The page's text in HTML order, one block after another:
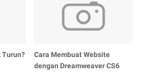
Turun?
Cara Membuat Website
dengan Dreamweaver CS6